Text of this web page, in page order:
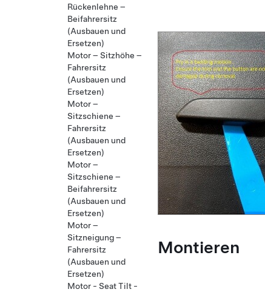
Montieren
Rückenlehne –
Beifahrersitz
(Ausbauen und
Ersetzen)
Motor – Sitzhöhe –
Fahrersitz
(Ausbauen und
Ersetzen)
Motor –
Sitzschiene –
Fahrersitz
(Ausbauen und
Ersetzen)
Motor –
Sitzschiene –
Beifahrersitz
(Ausbauen und
Ersetzen)
Motor –
Sitzneigung –
Fahrersitz
(Ausbauen und
Ersetzen)
Motor - Seat Tilt -